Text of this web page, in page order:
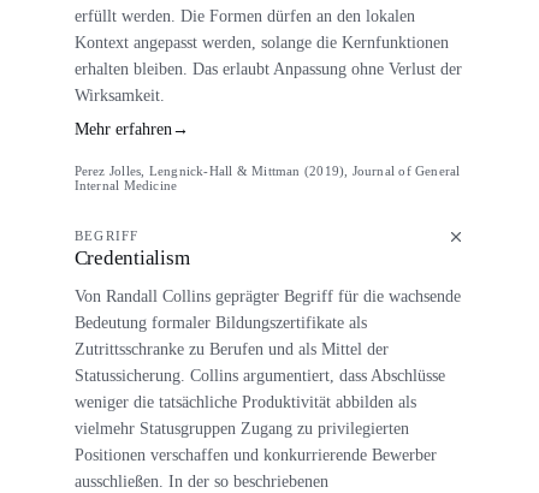
erfüllt werden. Die Formen dürfen an den lokalen
Kontext angepasst werden, solange die Kernfunktionen
erhalten bleiben. Das erlaubt Anpassung ohne Verlust der
Wirksamkeit.
Mehr erfahren →
Perez Jolles, Lengnick-Hall & Mittman (2019), Journal of General
Internal Medicine
BEGRIFF
Credentialism
Von Randall Collins geprägter Begriff für die wachsende
Bedeutung formaler Bildungszertifikate als
Zutrittsschranke zu Berufen und als Mittel der
Statussicherung. Collins argumentiert, dass Abschlüsse
weniger die tatsächliche Produktivität abbilden als
vielmehr Statusgruppen Zugang zu privilegierten
Positionen verschaffen und konkurrierende Bewerber
ausschließen. In der so beschriebenen